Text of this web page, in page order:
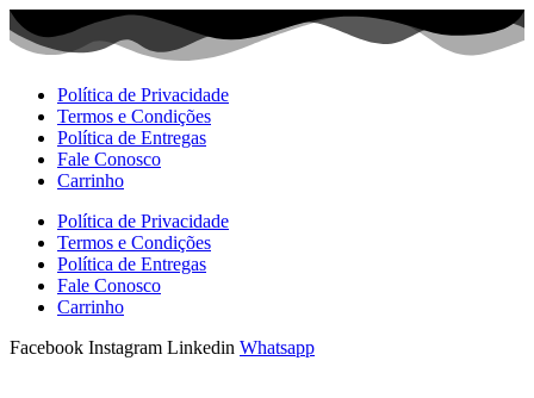
Ir
para
Política de Privacidade
Termos e Condições
Política de Entregas
Fale Conosco
Carrinho
Política de Privacidade
Termos e Condições
Política de Entregas
Fale Conosco
Carrinho
Facebook Instagram Linkedin Whatsapp